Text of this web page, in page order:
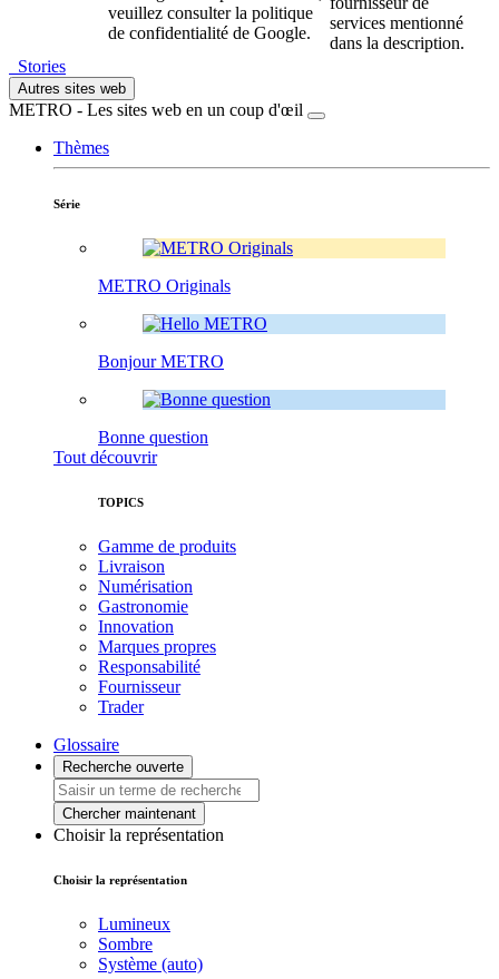
veuillez consulter la politique
de confidentialité de Google.
services mentionné
dans la description.
Stories
Autres sites web
METRO - Les sites web en un coup d'œil
Thèmes
Série
METRO Originals
Bonjour METRO
Bonne question
Tout découvrir
TOPICS
Gamme de produits
Livraison
Numérisation
Gastronomie
Innovation
Marques propres
Responsabilité
Fournisseur
Trader
Glossaire
Recherche ouverte
Chercher maintenant
Choisir la représentation
Choisir la représentation
Lumineux
Sombre
Système (auto)